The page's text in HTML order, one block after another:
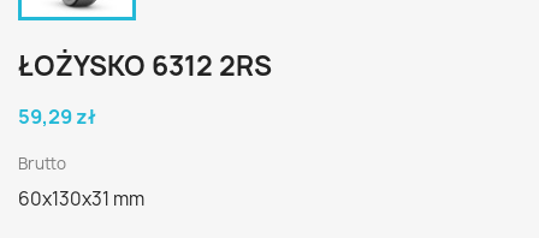
ŁOŻYSKO 6312 2RS
59,29 zł
Brutto
60x130x31 mm